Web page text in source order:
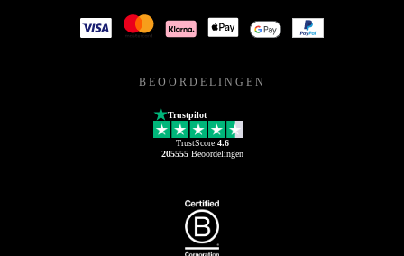
BEOORDELINGEN
Trustpilot
TrustScore 4.6
205555Beoordelingen